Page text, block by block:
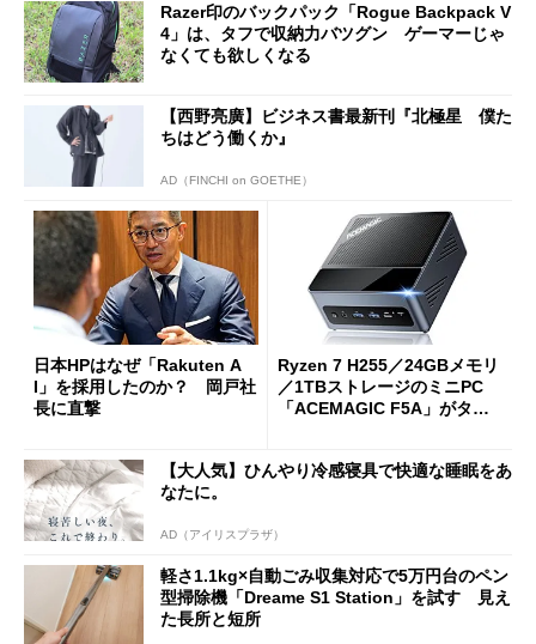
Razer印のバックパック「Rogue Backpack V
4」は、タフで収納力バツグン ゲーマーじゃ
なくても欲しくなる
【西野亮廣】ビジネス書最新刊『北極星 僕た
ちはどう働くか』
AD（FINCHI on GOETHE）
日本HPはなぜ「Rakuten A
I」を採用したのか？ 岡戸社
長に直撃
Ryzen 7 H255／24GBメモリ
／1TBストレージのミニPC
「ACEMAGIC F5A」がタイ
【大人気】ひんやり冷感寝具で快適な睡眠をあ
なたに。
AD（アイリスプラザ）
軽さ1.1kg×自動ごみ収集対応で5万円台のペン
型掃除機「Dreame S1 Station」を試す 見え
た長所と短所